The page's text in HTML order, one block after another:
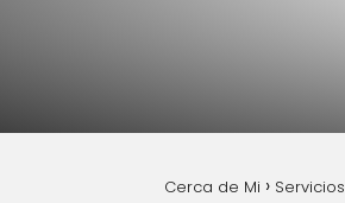
Cerca de Mi Servicios